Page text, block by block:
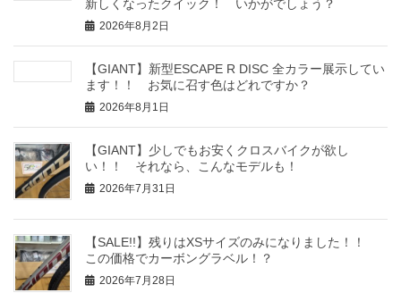
新しくなったクイック！ いかがでしょう？
2026年8月2日
【GIANT】新型ESCAPE R DISC 全カラー展示してい
ます！！ お気に召す色はどれですか？
2026年8月1日
【GIANT】少しでもお安くクロスバイクが欲し
い！！ それなら、こんなモデルも！
2026年7月31日
【SALE!!】残りはXSサイズのみになりました！！
この価格でカーボングラベル！？
2026年7月28日